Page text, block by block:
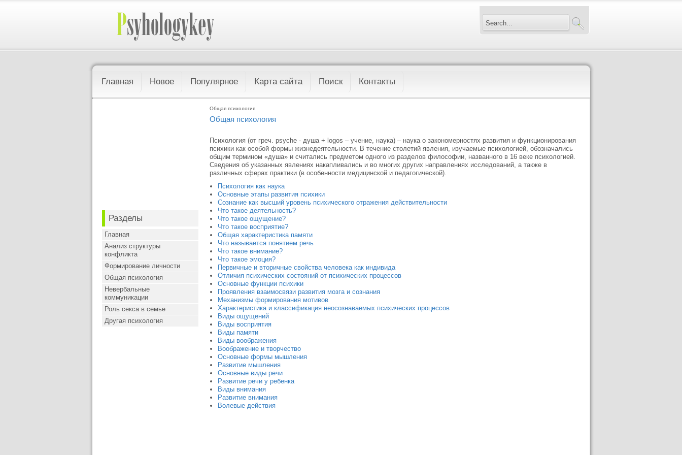
Главная Новое Популярное Карта сайта Поиск Контакты
Разделы
Главная
Анализ структуры
конфликта
Формирование личности
Общая психология
Невербальные
коммуникации
Роль секса в семье
Другая психология
Общая психология
Общая психология
Психология (от греч. psyche - душа + logos – учение, наука) – наука о закономерностях развития и функционирования
психики как особой формы жизнедеятельности. В течение столетий явления, изучаемые психологией, обозначались
общим термином «душа» и считались предметом одного из разделов философии, названного в 16 веке психологией.
Сведения об указанных явлениях накапливались и во многих других направлениях исследований, а также в
различных сферах практики (в особенности медицинской и педагогической).
Психология как наука
Основные этапы развития психики
Сознание как высший уровень психического отражения действительности
Что такое деятельность?
Что такое ощущение?
Что такое восприятие?
Общая характеристика памяти
Что называется понятием речь
Что такое внимание?
Что такое эмоция?
Первичные и вторичные свойства человека как индивида
Отличия психических состояний от психических процессов
Основные функции психики
Проявления взаимосвязи развития мозга и сознания
Механизмы формирования мотивов
Характеристика и классификация неосознаваемых психических процессов
Виды ощущений
Виды восприятия
Виды памяти
Виды воображения
Воображение и творчество
Основные формы мышления
Развитие мышления
Основные виды речи
Развитие речи у ребенка
Виды внимания
Развитие внимания
Волевые действия